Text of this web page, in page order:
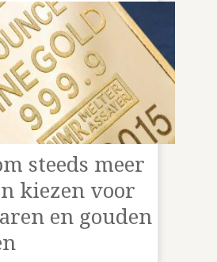
steeds meer
kiezen voor
en gouden